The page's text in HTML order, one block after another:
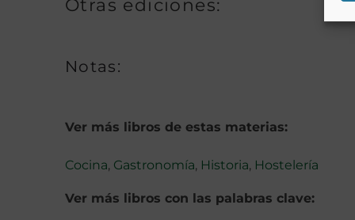
Otras ediciones:
Notas:
Ver más libros de estas materias:
Cocina, Gastronomía, Historia, Hostelería
Ver más libros con las palabras clave: